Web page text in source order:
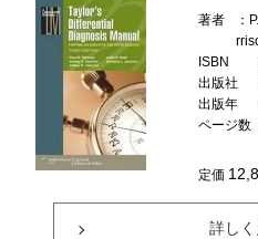
著者
：
ISBN
出版社
出版年
ページ数
定価
詳しく